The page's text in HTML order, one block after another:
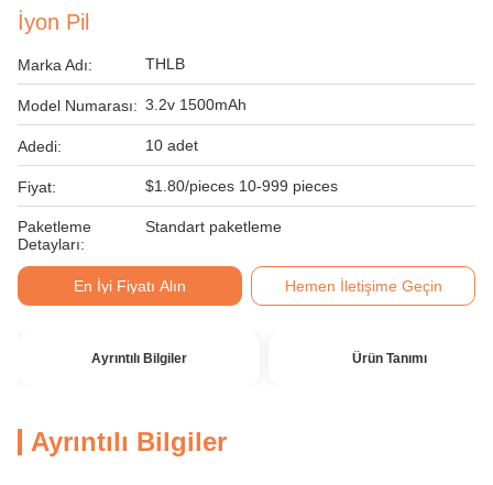
İyon Pil
Marka Adı: THLB
Model Numarası: 3.2v 1500mAh
Adedi: 10 adet
Fiyat: $1.80/pieces 10-999 pieces
Paketleme
Detayları:
Standart paketleme
En İyi Fiyatı Alın Hemen İletişime Geçin
Ayrıntılı Bilgiler Ürün Tanımı
Ayrıntılı Bilgiler